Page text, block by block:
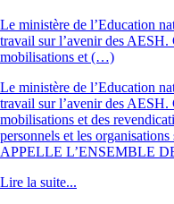
Le ministère de l’Education
travail sur l’avenir des AESH.
mobilisations et (…)
Le ministère de l’Education
travail sur l’avenir des AESH.
mobilisations et des
personnels et les
APPELLE L’ENSEMBLE
Lire la suite...